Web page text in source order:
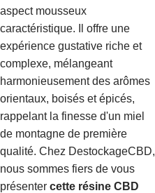
aspect mousseux
caractéristique. Il offre une
expérience gustative riche et
complexe, mélangeant
harmonieusement des arômes
orientaux, boisés et épicés,
rappelant la finesse d'un miel
de montagne de première
qualité. Chez DestockageCBD,
nous sommes fiers de vous
présenter cette résine CBD